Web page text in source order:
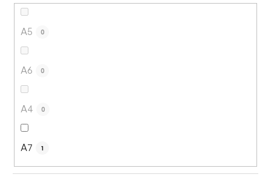
A5 0
A6 0
A4 0
A7 1